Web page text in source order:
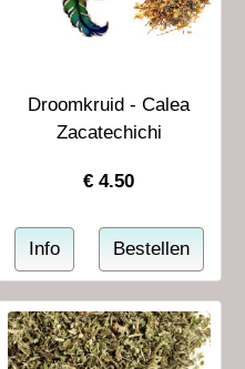
Droomkruid - Calea
Zacatechichi
€4.50